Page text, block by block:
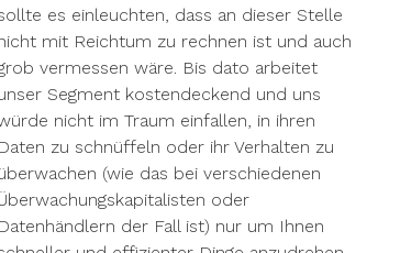
es einleuchten, dass an dieser Stelle
mit Reichtum zu rechnen ist und auch
vermessen wäre. Bis dato arbeitet
Segment kostendeckend und uns
nicht im Traum einfallen, in ihren
Daten zu schnüffeln oder ihr Verhalten zu
(wie das bei verschiedenen
oder
Datenhändlern der Fall ist) nur um Ihnen